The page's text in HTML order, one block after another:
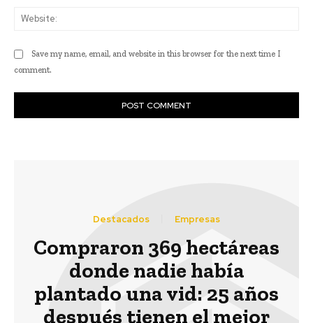
Save my name, email, and website in this browser for the next time I
comment.